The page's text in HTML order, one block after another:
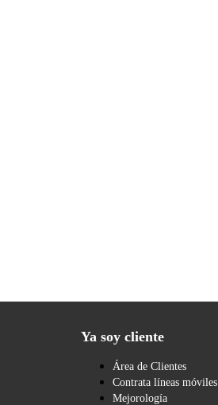
Ya soy cliente
Área de Clientes
Contrata líneas móviles
Mejorología